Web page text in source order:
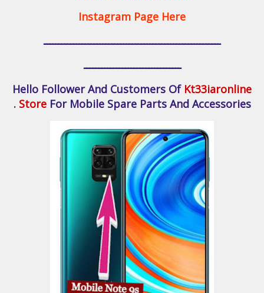
Instagram Page Here
ــــــــــــــــــــــــــــــــــــــــــــــــــــــــــــ
ـــــــــــــــــــــــــــــــــ
Hello Follower And Customers Of Kt33iaronline
Store For Mobile Spare Parts And Accessories .